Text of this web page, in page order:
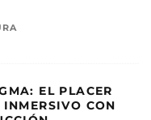
EL PLACER
CON